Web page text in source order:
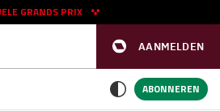
AANMELDEN
GRANDS PRIX
11 - 13 sep
ABONNEREN